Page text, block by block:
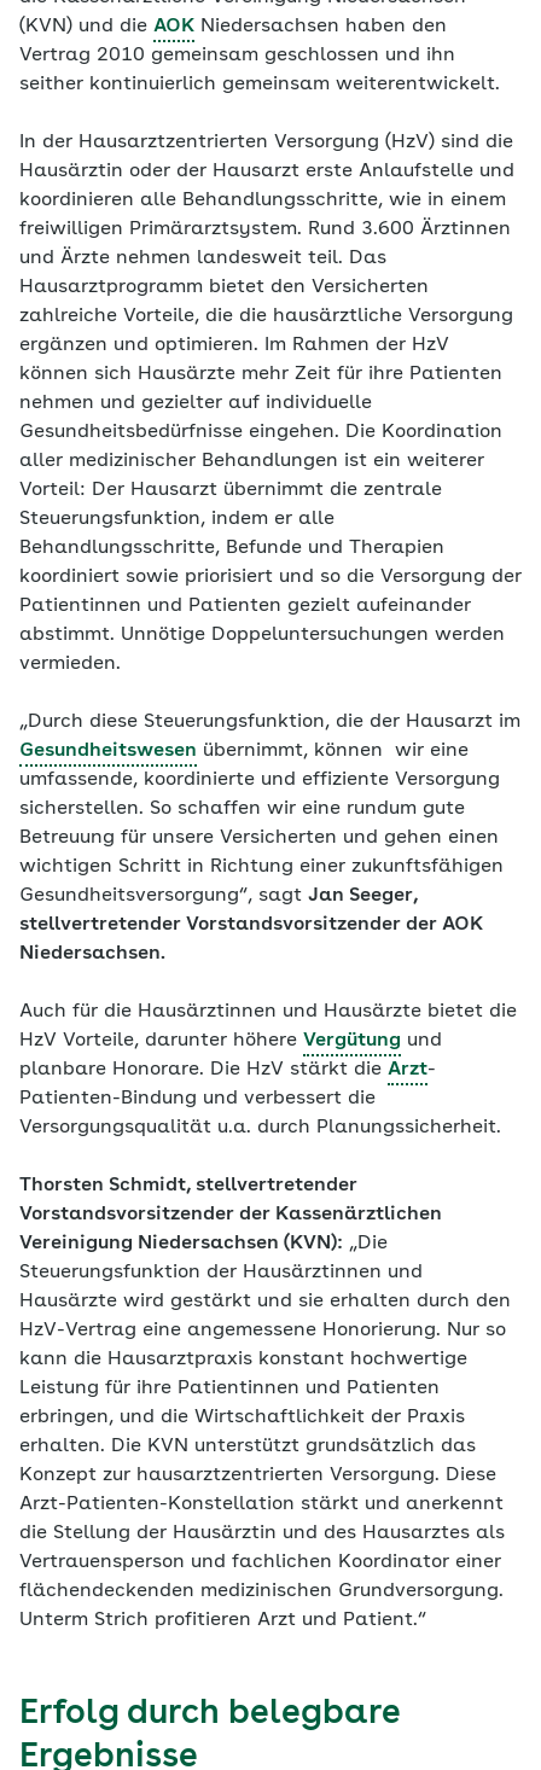
(KVN) und die AOK Niedersachsen haben den
Vertrag 2010 gemeinsam geschlossen und ihn
seither kontinuierlich gemeinsam weiterentwickelt.
In der Hausarztzentrierten Versorgung (HzV) sind die
Hausärztin oder der Hausarzt erste Anlaufstelle und
koordinieren alle Behandlungsschritte, wie in einem
freiwilligen Primärarztsystem. Rund 3.600 Ärztinnen
und Ärzte nehmen landesweit teil. Das
Hausarztprogramm bietet den Versicherten
zahlreiche Vorteile, die die hausärztliche Versorgung
ergänzen und optimieren. Im Rahmen der HzV
können sich Hausärzte mehr Zeit für ihre Patienten
nehmen und gezielter auf individuelle
Gesundheitsbedürfnisse eingehen. Die Koordination
aller medizinischer Behandlungen ist ein weiterer
Vorteil: Der Hausarzt übernimmt die zentrale
Steuerungsfunktion, indem er alle
Behandlungsschritte, Befunde und Therapien
koordiniert sowie priorisiert und so die Versorgung der
Patientinnen und Patienten gezielt aufeinander
abstimmt. Unnötige Doppeluntersuchungen werden
vermieden.
„Durch diese Steuerungsfunktion, die der Hausarzt im
Gesundheitswesen übernimmt, können wir eine
umfassende, koordinierte und effiziente Versorgung
sicherstellen. So schaffen wir eine rundum gute
Betreuung für unsere Versicherten und gehen einen
wichtigen Schritt in Richtung einer zukunftsfähigen
Gesundheitsversorgung“, sagt Jan Seeger,
stellvertretender Vorstandsvorsitzender der AOK
Niedersachsen.
Auch für die Hausärztinnen und Hausärzte bietet die
HzV Vorteile, darunter höhere Vergütung und
planbare Honorare. Die HzV stärkt die Arzt-​
Patienten-Bindung und verbessert die
Versorgungsqualität u.a. durch Planungssicherheit.
Thorsten Schmidt, stellvertretender
Vorstandsvorsitzender der Kassenärztlichen
Vereinigung Niedersachsen (KVN): „Die
Steuerungsfunktion der Hausärztinnen und
Hausärzte wird gestärkt und sie erhalten durch den
HzV-​Vertrag eine angemessene Honorierung. Nur so
kann die Hausarztpraxis konstant hochwertige
Leistung für ihre Patientinnen und Patienten
erbringen, und die Wirtschaftlichkeit der Praxis
erhalten. Die KVN unterstützt grundsätzlich das
Konzept zur hausarztzentrierten Versorgung. Diese
Arzt-​Patienten-Konstellation stärkt und anerkennt
die Stellung der Hausärztin und des Hausarztes als
Vertrauensperson und fachlichen Koordinator einer
flächendeckenden medizinischen Grundversorgung.
Unterm Strich profitieren Arzt und Patient.“
Erfolg durch belegbare
Ergebnisse